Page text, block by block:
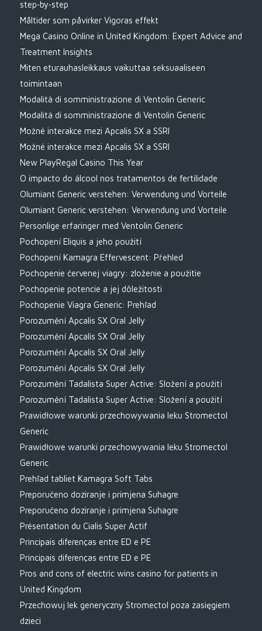
step‑by‑step
Måltider som påvirker Vigoras effekt
Mega Casino Online in United Kingdom: Expert Advice and
Treatment Insights
Miten eturauhasleikkaus vaikuttaa seksuaaliseen
toimintaan
Modalità di somministrazione di Ventolin Generic
Modalità di somministrazione di Ventolin Generic
Možné interakce mezi Apcalis SX a SSRI
Možné interakce mezi Apcalis SX a SSRI
New PlayRegal Casino This Year
O impacto do álcool nos tratamentos de fertilidade
Olumiant Generic verstehen: Verwendung und Vorteile
Olumiant Generic verstehen: Verwendung und Vorteile
Personlige erfaringer med Ventolin Generic
Pochopení Eliquis a jeho použití
Pochopení Kamagra Effervescent: Přehled
Pochopenie červenej viagry: zloženie a použitie
Pochopenie potencie a jej dôležitosti
Pochopenie Viagra Generic: Prehľad
Porozumění Apcalis SX Oral Jelly
Porozumění Apcalis SX Oral Jelly
Porozumění Apcalis SX Oral Jelly
Porozumění Apcalis SX Oral Jelly
Porozumění Tadalista Super Active: Složení a použití
Porozumění Tadalista Super Active: Složení a použití
Prawidłowe warunki przechowywania leku Stromectol
Generic
Prawidłowe warunki przechowywania leku Stromectol
Generic
Prehľad tabliet Kamagra Soft Tabs
Preporučeno doziranje i primjena Suhagre
Preporučeno doziranje i primjena Suhagre
Présentation du Cialis Super Actif
Principais diferenças entre ED e PE
Principais diferenças entre ED e PE
Pros and cons of electric wins casino for patients in
United Kingdom
Przechowuj lek generyczny Stromectol poza zasięgiem
dzieci